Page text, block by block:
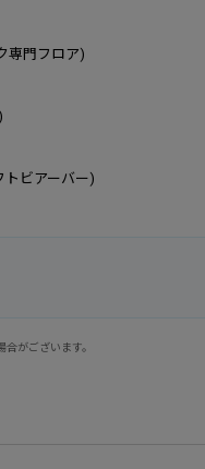
専門フロア)
トビアーバー)
がございます。